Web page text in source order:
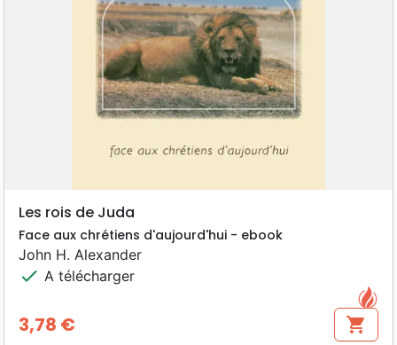
Les rois de Juda
Face aux chrétiens d'aujourd'hui - ebook
John H. Alexander
check A télécharger
Prix
3,78 € shopping_cart